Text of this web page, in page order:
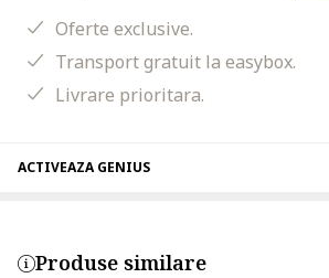
Oferte exclusive.
Transport gratuit la easybox.
Livrare prioritara.
ACTIVEAZA GENIUS
Produse similare